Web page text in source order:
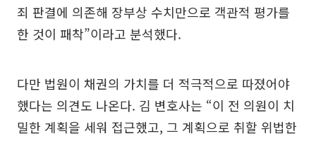
죄 판결에 의존해 장부상 수치만으로 객관적 평가를
한 것이 패착”이라고 분석했다.
다만 법원이 채권의 가치를 더 적극적으로 따졌어야
했다는 의견도 나온다. 김 변호사는 “이 전 의원이 치
밀한 계획을 세워 접근했고, 그 계획으로 취할 위법한